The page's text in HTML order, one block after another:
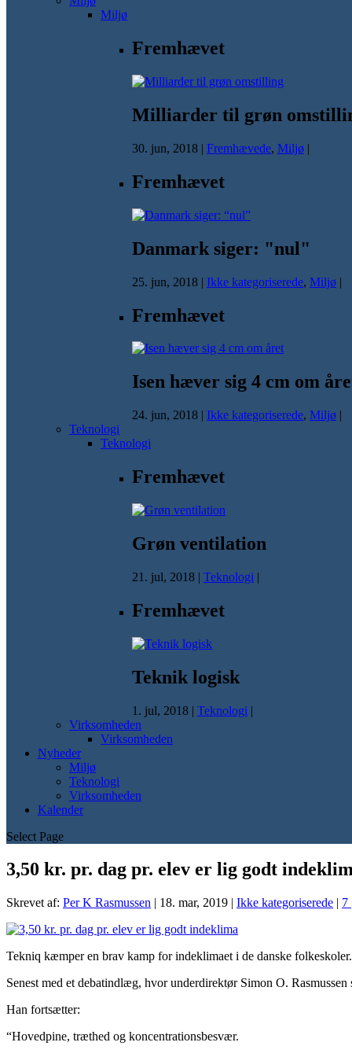
Miljø
Fremhævet
Milliarder til grøn
30. jun, 2018 | Fremhævede, Miljø |
Fremhævet
Danmark siger: "nul"
25. jun, 2018 | Ikke kategoriserede, Miljø |
Fremhævet
Isen hæver sig 4 cm om
24. jun, 2018 | Ikke kategoriserede, Miljø |
Teknologi
Teknologi
Fremhævet
Grøn ventilation
21. jul, 2018 | Teknologi |
Fremhævet
Teknik logisk
1. jul, 2018 | Teknologi |
Virksomheden
Virksomheden
Nyheder
Miljø
Teknologi
Virksomheden
Kalender
Select Page
3,50 kr. pr. dag pr. elev er lig godt
Skrevet af: Per K Rasmussen | 18. mar, 2019 | Ikke kategoriserede | 7
Tekniq kæmper en brav kamp for indeklimaet i de danske folkeskoler.
Senest med et debatindlæg, hvor underdirektør Simon O.
Han fortsætter:
“Hovedpine, træthed og koncentrationsbesvær.